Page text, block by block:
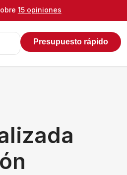
15 opiniones
Presupuesto rápido